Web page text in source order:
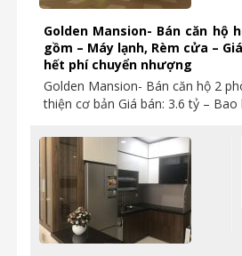
Golden Mansion- Bán căn hộ
gồm – Máy lạnh, Rèm cửa –
hết phí chuyển nhượng
Golden Mansion- Bán căn hộ 2
thiện cơ bản Giá bán: 3.6 tỷ –